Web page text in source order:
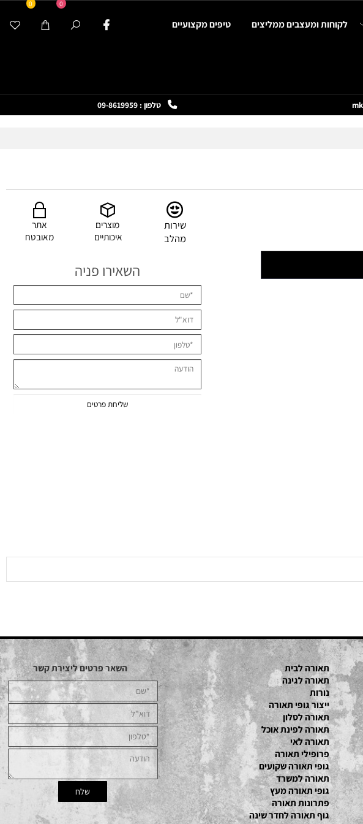
טלפון : 09-8619959
0 0
לקוחות ומעצבים ממליצים טיפים מקצועיים
שירות
מוצרים אתר
השאירו פניה
תאורה לבית
תאורה לגינה
נורות
ייצור גופי תאורה
תאורה לסלון
תאורה לפינת אוכל
תאורה לאי
פרופילי תאורה
גופי תאורה שקועים
תאורה למשרד
השאר פרטים ליצירת קשר